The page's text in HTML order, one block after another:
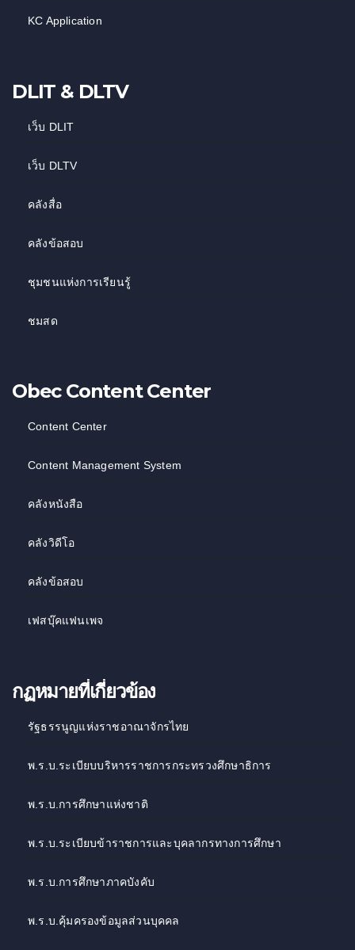
KC Application
DLIT & DLTV
เว็บ DLIT
เว็บ DLTV
คลังสื่อ
คลังข้อสอบ
ชุมชนแห่งการเรียนรู้
ชมสด
Obec Content Center
Content Center
Content Management System
คลังหนังสือ
คลังวิดีโอ
คลังข้อสอบ
เฟสบุ๊คแฟนเพจ
กฏหมายที่เกี่ยวข้อง
รัฐธรรนูญแห่งราชอาณาจักรไทย
พ.ร.บ.ระเบียบบริหารราชการกระทรวงศึกษาธิการ
พ.ร.บ.การศึกษาแห่งชาติ
พ.ร.บ.ระเบียบข้าราชการและบุคลากรทางการศึกษา
พ.ร.บ.การศึกษาภาคบังคับ
พ.ร.บ.คุ้มครองข้อมูลส่วนบุคคล